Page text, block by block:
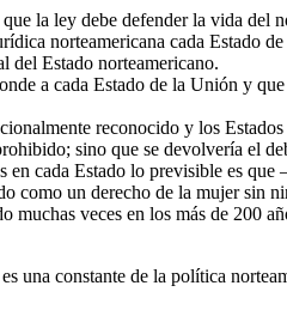
la ley debe defender la vida del
norteamericana cada Estado
del Estado norteamericano.
a cada Estado de la Unión y
reconocido y los
sino que se devolvería el
cada Estado lo previsible es que
como un derecho de la mujer sin
muchas veces en los más de 200
una constante de la política